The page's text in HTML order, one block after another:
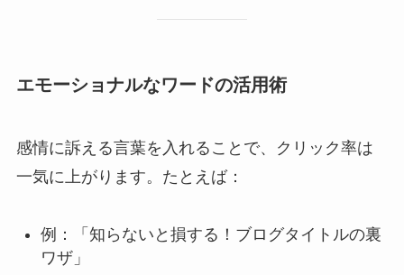
エモーショナルなワードの活用術
感情に訴える言葉を入れることで、クリック率は
一気に上がります。たとえば：
例：「知らないと損する！ブログタイトルの裏
ワザ」